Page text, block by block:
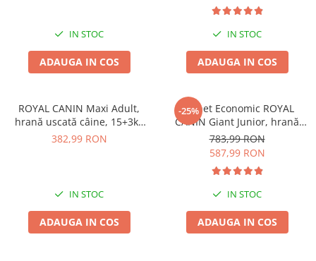
Delicii Rozătoare
Batoane Rozătoare
Așternut Igienic Rozătoare
Cuști Rozătoare
Hrană Pești
Hrană Broaște Țestoase
IN STOC
ADAUGA IN COS
IN STOC
ADAUGA IN COS
ROYAL CANIN Maxi Adult,
hrană uscată câine, 15+3kg
CADOU
382,99 RON
IN STOC
ADAUGA IN COS
-25%
Pachet Economic ROYAL
CANIN Giant Junior, hrană
uscată câine junior etapa 2 de
crestere, 2x15kg
783,99 RON
587,99 RON
IN STOC
ADAUGA IN COS